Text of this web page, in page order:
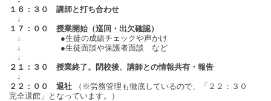
１６：３０ 講師と打ち合わせ
↓
１７：００ 授業開始（巡回・出欠確認）
↓ ●生徒の成績チェックや声かけ
↓ ●生徒面談や保護者面談 など
↓
２１：３０ 授業終了。閉校後、講師との情報共有・報告
↓
２２：００ 退社 （※労務管理も徹底しているので、「２２：３０
完全退館」となっています。）